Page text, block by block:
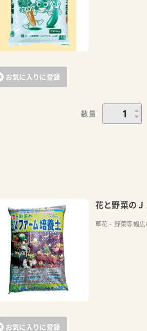
お気に入りに登録
数量
お気に入りに登録
花と野菜の
草花・野菜等幅